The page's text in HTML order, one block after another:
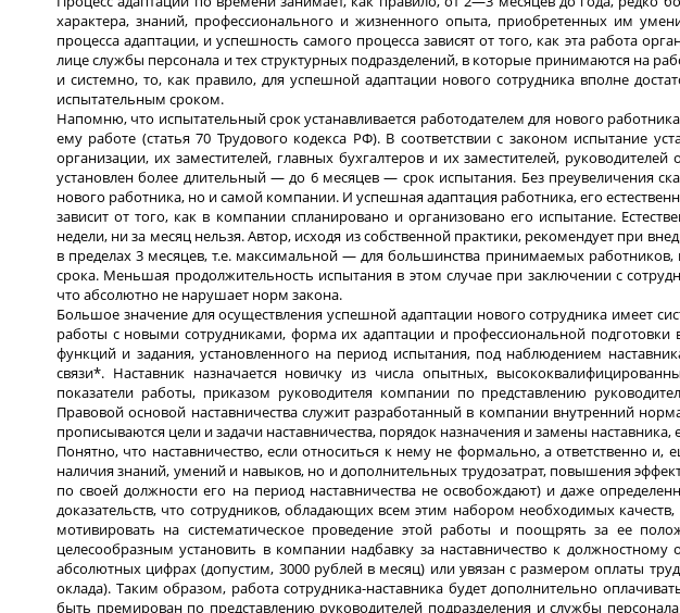
характера, знаний, профессионального и жизненного опыта, приобретенных им
процесса адаптации, и успешность самого процесса зависят от того, как эта работа
лице службы персонала и тех структурных подразделений, в которые принимаются на
и системно, то, как правило, для успешной адаптации нового сотрудника вполне
испытательным сроком.
Напомню, что испытательный срок устанавливается работодателем для нового
ему работе (статья 70 Трудового кодекса РФ). В соответствии с законом испытание
организации, их заместителей, главных бухгалтеров и их заместителей,
установлен более длительный — до 6 месяцев — срок испытания. Без преувеличения
нового работника, но и самой компании. И успешная адаптация работника, его
зависит от того, как в компании спланировано и организовано его испытание.
недели, ни за месяц нельзя. Автор, исходя из собственной практики, рекомендует при
в пределах 3 месяцев, т.е. максимальной — для большинства принимаемых работников,
срока. Меньшая продолжительность испытания в этом случае при заключении с
что абсолютно не нарушает норм закона.
Большое значение для осуществления успешной адаптации нового сотрудника имеет
работы с новыми сотрудниками, форма их адаптации и профессиональной
функций и задания, установленного на период испытания, под наблюдением
связи*. Наставник назначается новичку из числа опытных,
показатели работы, приказом руководителя компании по представлению
Правовой основой наставничества служит разработанный в компании внутренний
прописываются цели и задачи наставничества, порядок назначения и замены наставника,
Понятно, что наставничество, если относиться к нему не формально, а ответственно и,
наличия знаний, умений и навыков, но и дополнительных трудозатрат, повышения
по своей должности его на период наставничества не освобождают) и даже
доказательств, что сотрудников, обладающих всем этим набором необходимых
мотивировать на систематическое проведение этой работы и поощрять за ее
целесообразным установить в компании надбавку за наставничество к
абсолютных цифрах (допустим, 3000 рублей в месяц) или увязан с размером оплаты
оклада). Таким образом, работа сотрудника-наставника будет дополнительно
быть премирован по представлению руководителей подразделения и службы